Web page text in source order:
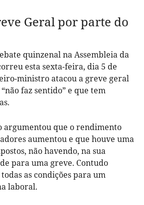
Geral por parte do
quinzenal na Assembleia da
esta sexta-feira, dia 5 de
ministro atacou a greve geral
faz sentido” e que tem
argumentou que o rendimento
aumentou e que houve uma
não havendo, na sua
para uma greve. Contudo
as condições para um
laboral.